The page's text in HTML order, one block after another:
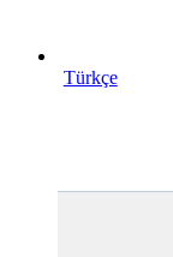
Türkçe